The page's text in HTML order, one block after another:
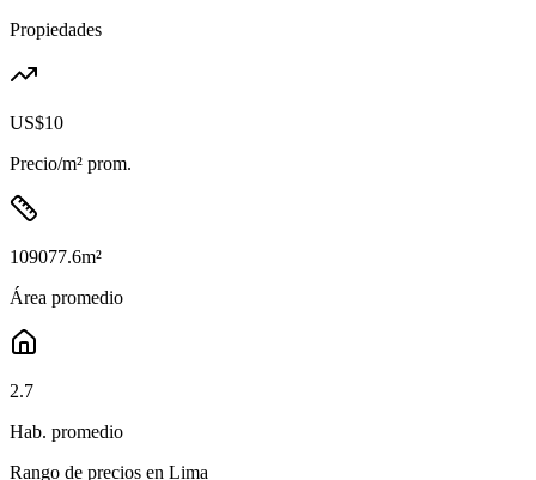
Propiedades
US$10
Precio/m² prom.
109077.6m²
Área promedio
2.7
Hab. promedio
Rango de precios en Lima